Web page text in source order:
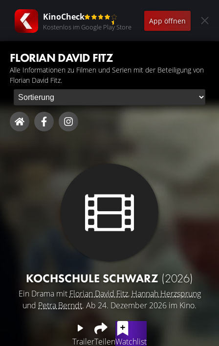
KinoCheck
Kostenlos im Google Play Store
App öffnen
FLORIAN DAVID FITZ
Alle Informationen zu Filmen und Serien mit der Beteiligung von
Florian David Fitz.
KOCHSCHULE SCHWARZ (2026)
Ein Drama mit Florian David Fitz, Hannah Herzsprung
und Petra Berndt. Ab 24. Dezember 2026 im Kino.
TrailerTeilenWatchlist